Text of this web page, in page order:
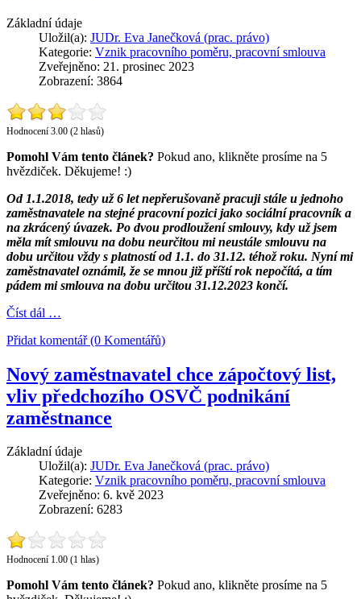
Základní údaje
Uložil(a): JUDr. Eva Janečková (prac. právo)
Kategorie: Vznik pracovního poměru, pracovní smlouva
Zveřejněno: 21. prosinec 2023
Zobrazení: 3864
Hodnocení 3.00 (2 hlasů)
Pomohl Vám tento článek? Pokud ano, klikněte prosíme na 5
hvězdiček. Děkujeme! :)
Od 1.1.2018, tedy už 6 let nepřerušovaně pracuji stále u jednoho
zaměstnavatele na stejné pracovní pozici jako sociální pracovník a
na zkrácený úvazek. Po dvou prodloužení smlouvy, kdy už jsem
měla mít smlouvu na dobu neurčitou mi neustále smlouvu na
dobu určitou vždy s platností od 1.1. do 31.12. téhož roku. Nyní mi
zaměstnavatel oznámil, že se mnou již příští rok nepočítá, a tím
pádem mi smlouva na dobu určitou 31.12.2023 končí.
Číst dál …
Přidat komentář (0 Komentářů)
Nový zaměstnavatel chce zápočtový list,
vliv předchozího OSVČ podnikání
zaměstnance
Základní údaje
Uložil(a): JUDr. Eva Janečková (prac. právo)
Kategorie: Vznik pracovního poměru, pracovní smlouva
Zveřejněno: 6. kvě 2023
Zobrazení: 6283
Hodnocení 1.00 (1 hlas)
Pomohl Vám tento článek? Pokud ano, klikněte prosíme na 5